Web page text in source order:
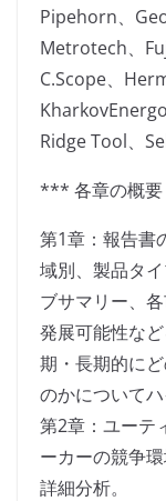
Pipehorn、
Metrotech、
C.Scope、
Ridge Tool、
*** 各章の概
第1章：報告書
域別、製品タ
ブサマリー、
発展可能性な
期・長期的に
のかについてハ
第2章：ユーテ
ーカーの競争
詳細分析。